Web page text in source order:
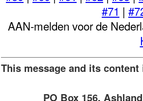
#71 |
AAN-melden voor de
This message and its
PO Box 156.